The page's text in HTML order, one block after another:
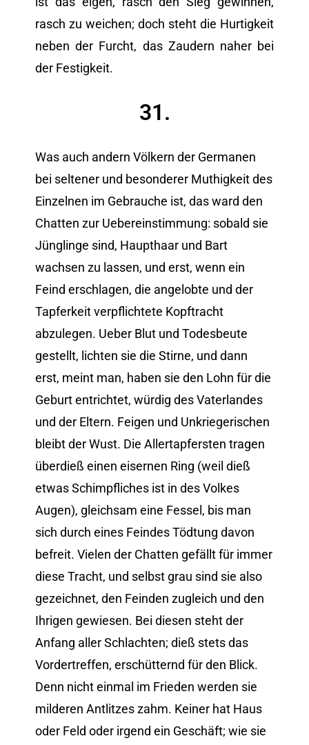
rasch zu weichen; doch steht die Hurtigkeit
neben der Furcht, das Zaudern naher bei
der Festigkeit.
31.
Was auch andern Völkern der Germanen
bei seltener und besonderer Muthigkeit des
Einzelnen im Gebrauche ist, das ward den
Chatten zur Uebereinstimmung: sobald sie
Jünglinge sind, Haupthaar und Bart
wachsen zu lassen, und erst, wenn ein
Feind erschlagen, die angelobte und der
Tapferkeit verpflichtete Kopftracht
abzulegen. Ueber Blut und Todesbeute
gestellt, lichten sie die Stirne, und dann
erst, meint man, haben sie den Lohn für die
Geburt entrichtet, würdig des Vaterlandes
und der Eltern. Feigen und Unkriegerischen
bleibt der Wust. Die Allertapfersten tragen
überdieß einen eisernen Ring (weil dieß
etwas Schimpfliches ist in des Volkes
Augen), gleichsam eine Fessel, bis man
sich durch eines Feindes Tödtung davon
befreit. Vielen der Chatten gefällt für immer
diese Tracht, und selbst grau sind sie also
gezeichnet, den Feinden zugleich und den
Ihrigen gewiesen. Bei diesen steht der
Anfang aller Schlachten; dieß stets das
Vordertreffen, erschütternd für den Blick.
Denn nicht einmal im Frieden werden sie
milderen Antlitzes zahm. Keiner hat Haus
oder Feld oder irgend ein Geschäft; wie sie